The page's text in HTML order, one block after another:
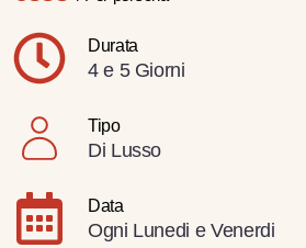
Durata
4 e 5 Giorni
Tipo
Di Lusso
Data
Ogni Lunedi e Venerdi